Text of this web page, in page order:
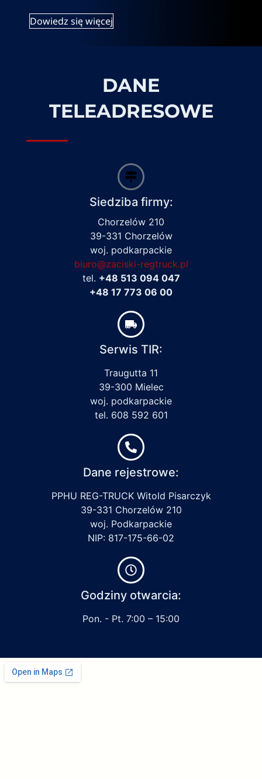
Dowiedz się więcej
DANE
TELEADRESOWE
Siedziba firmy:
Chorzelów 210
39-331 Chorzelów
woj. podkarpackie
biuro@zaciski-regtruck.pl
tel. +48 513 094 047
+48 17 773 06 00
Serwis TIR:
Traugutta 11
39-300 Mielec
woj. podkarpackie
tel. 608 592 601
Dane rejestrowe:
PPHU REG-TRUCK Witold Pisarczyk
39-331 Chorzelów 210
woj. Podkarpackie
NIP: 817-175-66-02
Godziny otwarcia:
Pon. - Pt. 7:00 – 15:00